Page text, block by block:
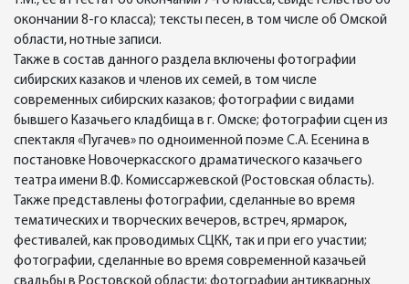
окончании 8-го класса); тексты песен, в том числе об Омской
области, нотные записи.
Также в состав данного раздела включены фотографии
сибирских казаков и членов их семей, в том числе
современных сибирских казаков; фотографии с видами
бывшего Казачьего кладбища в г. Омске; фотографии сцен из
спектакля «Пугачев» по одноименной поэме С.А. Есенина в
постановке Новочеркасского драматического казачьего
театра имени В.Ф. Комиссаржевской (Ростовская область).
Также представлены фотографии, сделанные во время
тематических и творческих вечеров, встреч, ярмарок,
фестивалей, как проводимых СЦКК, так и при его участии;
фотографии, сделанные во время современной казачьей